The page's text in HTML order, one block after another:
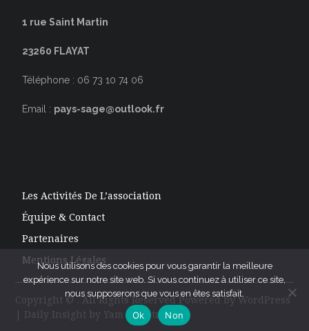
1 rue Saint Martin
23260 FLAYAT
Téléphone : 06 73 10 74 06
Email : pays-sage@outlook.fr
Les Activités De L’association
Équipe & Contact
Partenaires
Mentions Légales
Copyright © . All Rights Reserved Powered byWordPress
| Daily Insight byYam Chhetri
Nous utilisons des cookies pour vous garantir la meilleure
expérience sur notre site web. Si vous continuez à utiliser ce site,
nous supposerons que vous en êtes satisfait.
Ok Non